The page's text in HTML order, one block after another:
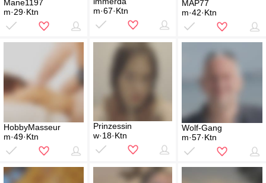
Mane1197
m·29·Ktn
m·67·Ktn
MAP77
m·42·Ktn
HobbyMasseur
m·49·Ktn
Prinzessin
w·18·Ktn
Wolf-Gang
m·57·Ktn